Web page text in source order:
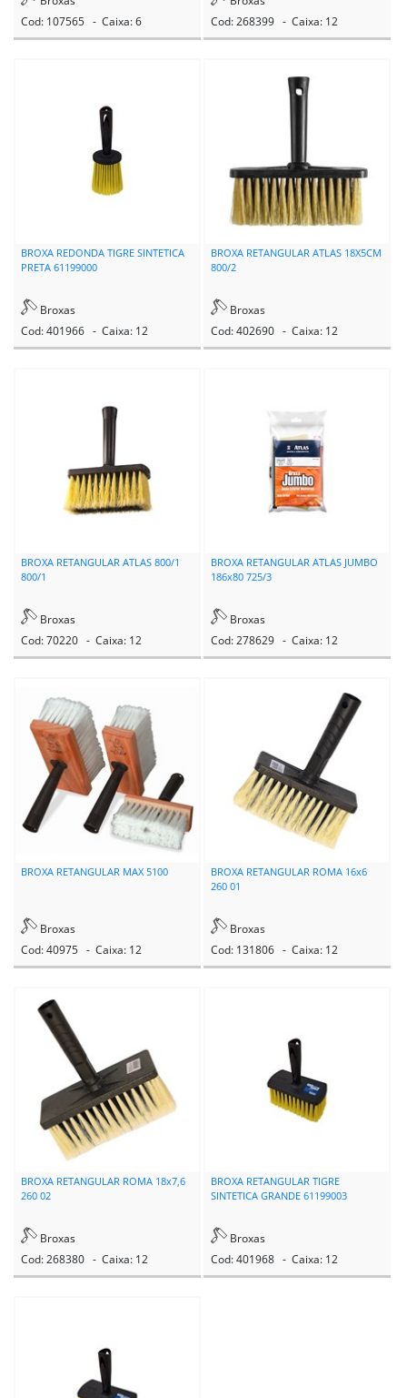
Cod: 107565 - Caixa: 6
Cod: 268399 - Caixa: 12
BROXA REDONDA TIGRE SINTETICA
PRETA 61199000
Broxas
Cod: 401966 - Caixa: 12
BROXA RETANGULAR ATLAS 18X5CM
800/2
Broxas
Cod: 402690 - Caixa: 12
BROXA RETANGULAR ATLAS 800/1
800/1
Broxas
Cod: 70220 - Caixa: 12
BROXA RETANGULAR ATLAS JUMBO
186x80 725/3
Broxas
Cod: 278629 - Caixa: 12
BROXA RETANGULAR MAX 5100
Broxas
Cod: 40975 - Caixa: 12
BROXA RETANGULAR ROMA 16x6
260 01
Broxas
Cod: 131806 - Caixa: 12
BROXA RETANGULAR ROMA 18x7,6
260 02
Broxas
Cod: 268380 - Caixa: 12
BROXA RETANGULAR TIGRE
SINTETICA GRANDE 61199003
Broxas
Cod: 401968 - Caixa: 12